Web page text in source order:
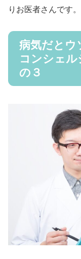
りお医者さんです。
病気だとウ
コンシェ
の３